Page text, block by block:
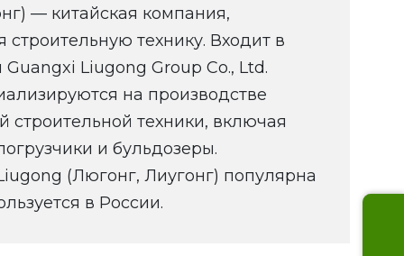
— китайская компания,
технику. Входит в
Guangxi Liugong Group Co., Ltd.
на производстве
строительной техники, включая
и бульдозеры.
(Люгонг, Лиугонг) популярна
в России.